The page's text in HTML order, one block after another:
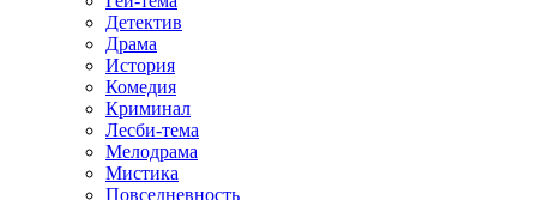
Детектив
Драма
История
Комедия
Криминал
Лесби-тема
Мелодрама
Мистика
Повседневность